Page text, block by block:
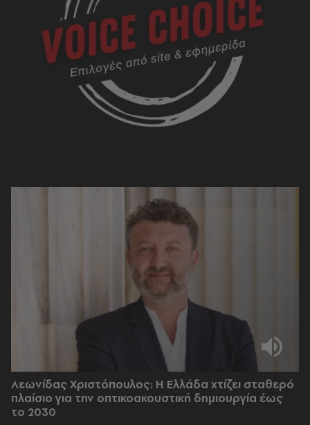
Λεωνίδας Χριστόπουλος: Η Ελλάδα χτίζει σταθερό
πλαίσιο για την οπτικοακουστική δημιουργία έως
το 2030